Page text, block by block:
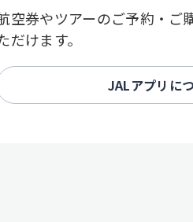
空券やツアーのご予約・ご
だけます。
JALアプリに